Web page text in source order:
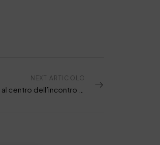
NEXT ARTICOLO